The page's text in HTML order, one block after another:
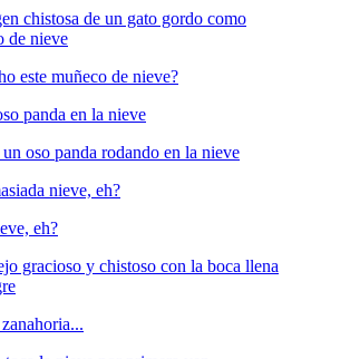
este muñeco de nieve?
oso panda rodando en la nieve
eh?